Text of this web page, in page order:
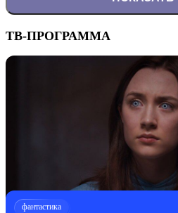
ТВ-ПРОГРАММА
фантастика